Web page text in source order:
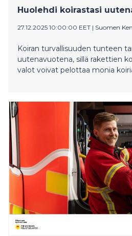
Huolehdi koirastasi
27.12.2025 10:00:00 EET | Suomen
Koiran turvallisuuden tunteen
uutenavuotena, sillä rakettien
valot voivat pelottaa monia